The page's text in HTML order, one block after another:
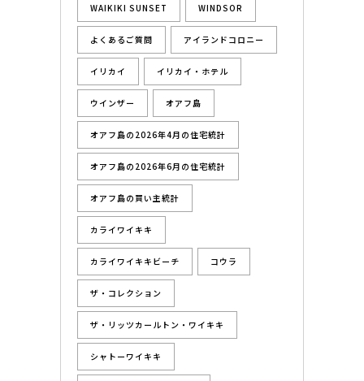
WAIKIKI SUNSET WINDSOR
よくあるご質問 アイランドコロニー
イリカイ イリカイ・ホテル
ウインザー オアフ島
オアフ島の2026年4月の住宅統計
オアフ島の2026年6月の住宅統計
オアフ島の買い主統計
カライワイキキ
カライワイキキビーチ コウラ
ザ・コレクション
ザ・リッツカールトン・ワイキキ
シャトーワイキキ